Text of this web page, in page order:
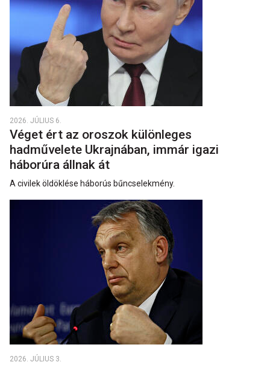
2026. JÚLIUS 6.
Véget ért az oroszok különleges
hadművelete Ukrajnában, immár igazi
háborúra állnak át
A civilek öldöklése háborús bűncselekmény.
2026. JÚLIUS 3.